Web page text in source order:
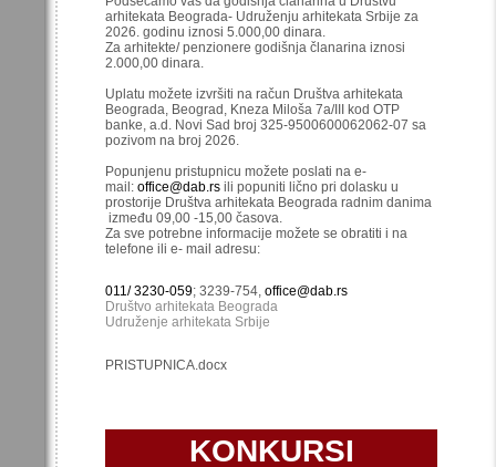
arhitekata Beograda- Udruženju arhitekata Srbije za
2026. godinu iznosi 5.000,00 dinara.
Za arhitekte/ penzionere godišnja članarina iznosi
2.000,00 dinara.
Uplatu možete izvršiti na račun Društva arhitekata
Beograda, Beograd, Kneza Miloša 7a/III kod OTP
banke, a.d. Novi Sad broj 325-9500600062062-07 sa
pozivom na broj 2026.
Popunjenu pristupnicu možete poslati na e-
mail: office@dab.rs ili popuniti lično pri dolasku u
prostorije Društva arhitekata Beograda radnim danima
između 09,00 -15,00 časova.
Za sve potrebne informacije možete se obratiti i na
telefone ili e- mail adresu:
011/ 3230-059; 3239-754, office@dab.rs
Društvo arhitekata Beograda
Udruženje arhitekata Srbije
PRISTUPNICA.docx
KONKURSI